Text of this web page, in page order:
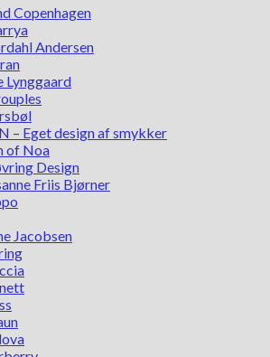
Copenhagen
Andersen
Lynggaard
– Eget design af smykker
of Noa
Design
Friis Bjørner
Jacobsen